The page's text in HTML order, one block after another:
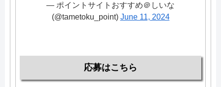
— ポイントサイトおすすめ＠しいな
(@tametoku_point) June 11, 2024
応募はこちら